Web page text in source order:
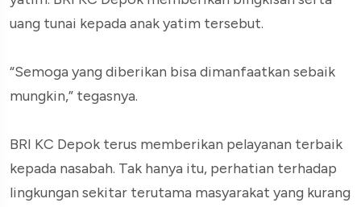
uang tunai kepada anak yatim tersebut.
“Semoga yang diberikan bisa dimanfaatkan sebaik
mungkin,” tegasnya.
BRI KC Depok terus memberikan pelayanan terbaik
kepada nasabah. Tak hanya itu, perhatian terhadap
lingkungan sekitar terutama masyarakat yang kurang